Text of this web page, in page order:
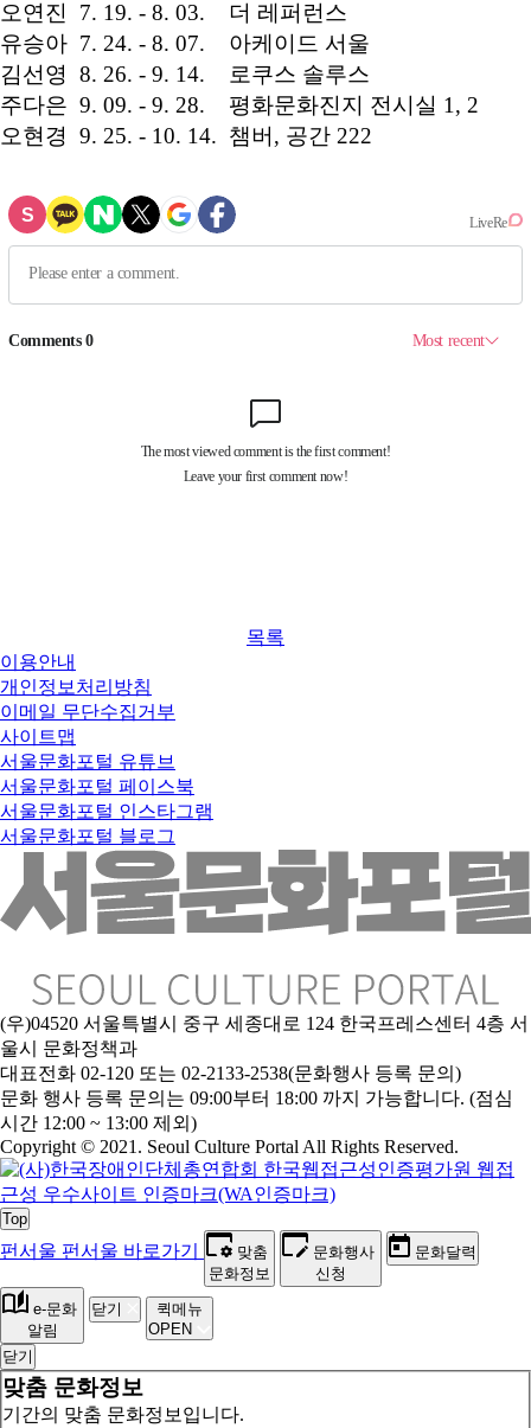
오연진 7. 19. - 8. 03. 더 레퍼런스
유승아 7. 24. - 8. 07. 아케이드 서울
김선영 8. 26. - 9. 14. 로쿠스 솔루스
주다은 9. 09. - 9. 28. 평화문화진지 전시실 1, 2
오현경 9. 25. - 10. 14. 챔버, 공간 222
목록
이용안내
개인정보처리방침
이메일 무단수집거부
사이트맵
서울문화포털 유튜브
서울문화포털 페이스북
서울문화포털 인스타그램
서울문화포털 블로그
(우)04520 서울특별시 중구 세종대로 124 한국프레스센터 4층 서
울시 문화정책과
대표전화 02-120 또는 02-2133-2538(문화행사 등록 문의)
문화 행사 등록 문의는 09:00부터 18:00 까지 가능합니다. (점심
시간 12:00 ~ 13:00 제외)
Copyright © 2021. Seoul Culture Portal All Rights Reserved.
Top
펀서울 펀서울 바로가기
맞춤
문화정보
문화행사
신청
문화달력
e-문화
알림
닫기
퀵메뉴
OPEN
닫기
맞춤 문화정보
기간의 맞춤 문화정보입니다.